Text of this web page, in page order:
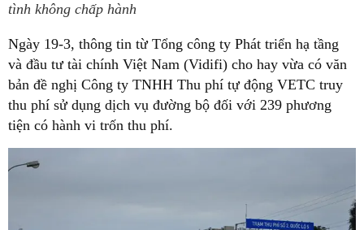
tình không chấp hành
Ngày 19-3, thông tin từ Tổng công ty Phát triển hạ tầng
và đầu tư tài chính Việt Nam (Vidifi) cho hay vừa có văn
bản đề nghị Công ty TNHH Thu phí tự động VETC truy
thu phí sử dụng dịch vụ đường bộ đối với 239 phương
tiện có hành vi trốn thu phí.